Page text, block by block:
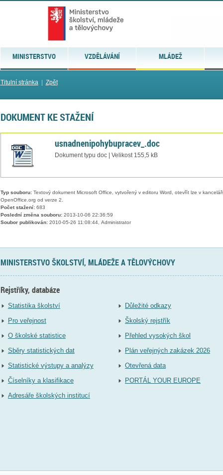
MINISTERSTVO VZDĚLÁVÁNÍ MLÁDEŽ
Titulní stránka| Zpět
DOKUMENT KE STAŽENÍ
usnadnenipohybupracev_.doc
Dokument typu doc | Velikost 155,5 kB
Typ souboru:Textový dokument Microsoft Office, vytvořený v editoru Word, otevřít lze v
OpenOffice.org od verze 2.
Počet stažení:683
Poslední změna souboru:2013-10-06 22:36:59
Soubor publikován:2010-05-26 11:08:44, Administrator
MINISTERSTVO ŠKOLSTVÍ, MLÁDEŽE A TĚLOVÝCHOVY
Rejstříky, databáze
Statistika školství
Pro veřejnost
O školské statistice
Sběry statistických dat
Statistické výstupy a analýzy
Číselníky a klasifikace
Adresáře školských institucí
Důležité odkazy
Školský rejstřík
Přehled vysokých škol
Plán veřejných zakázek 2026
Otevřená data
PORTÁL YOUR EUROPE